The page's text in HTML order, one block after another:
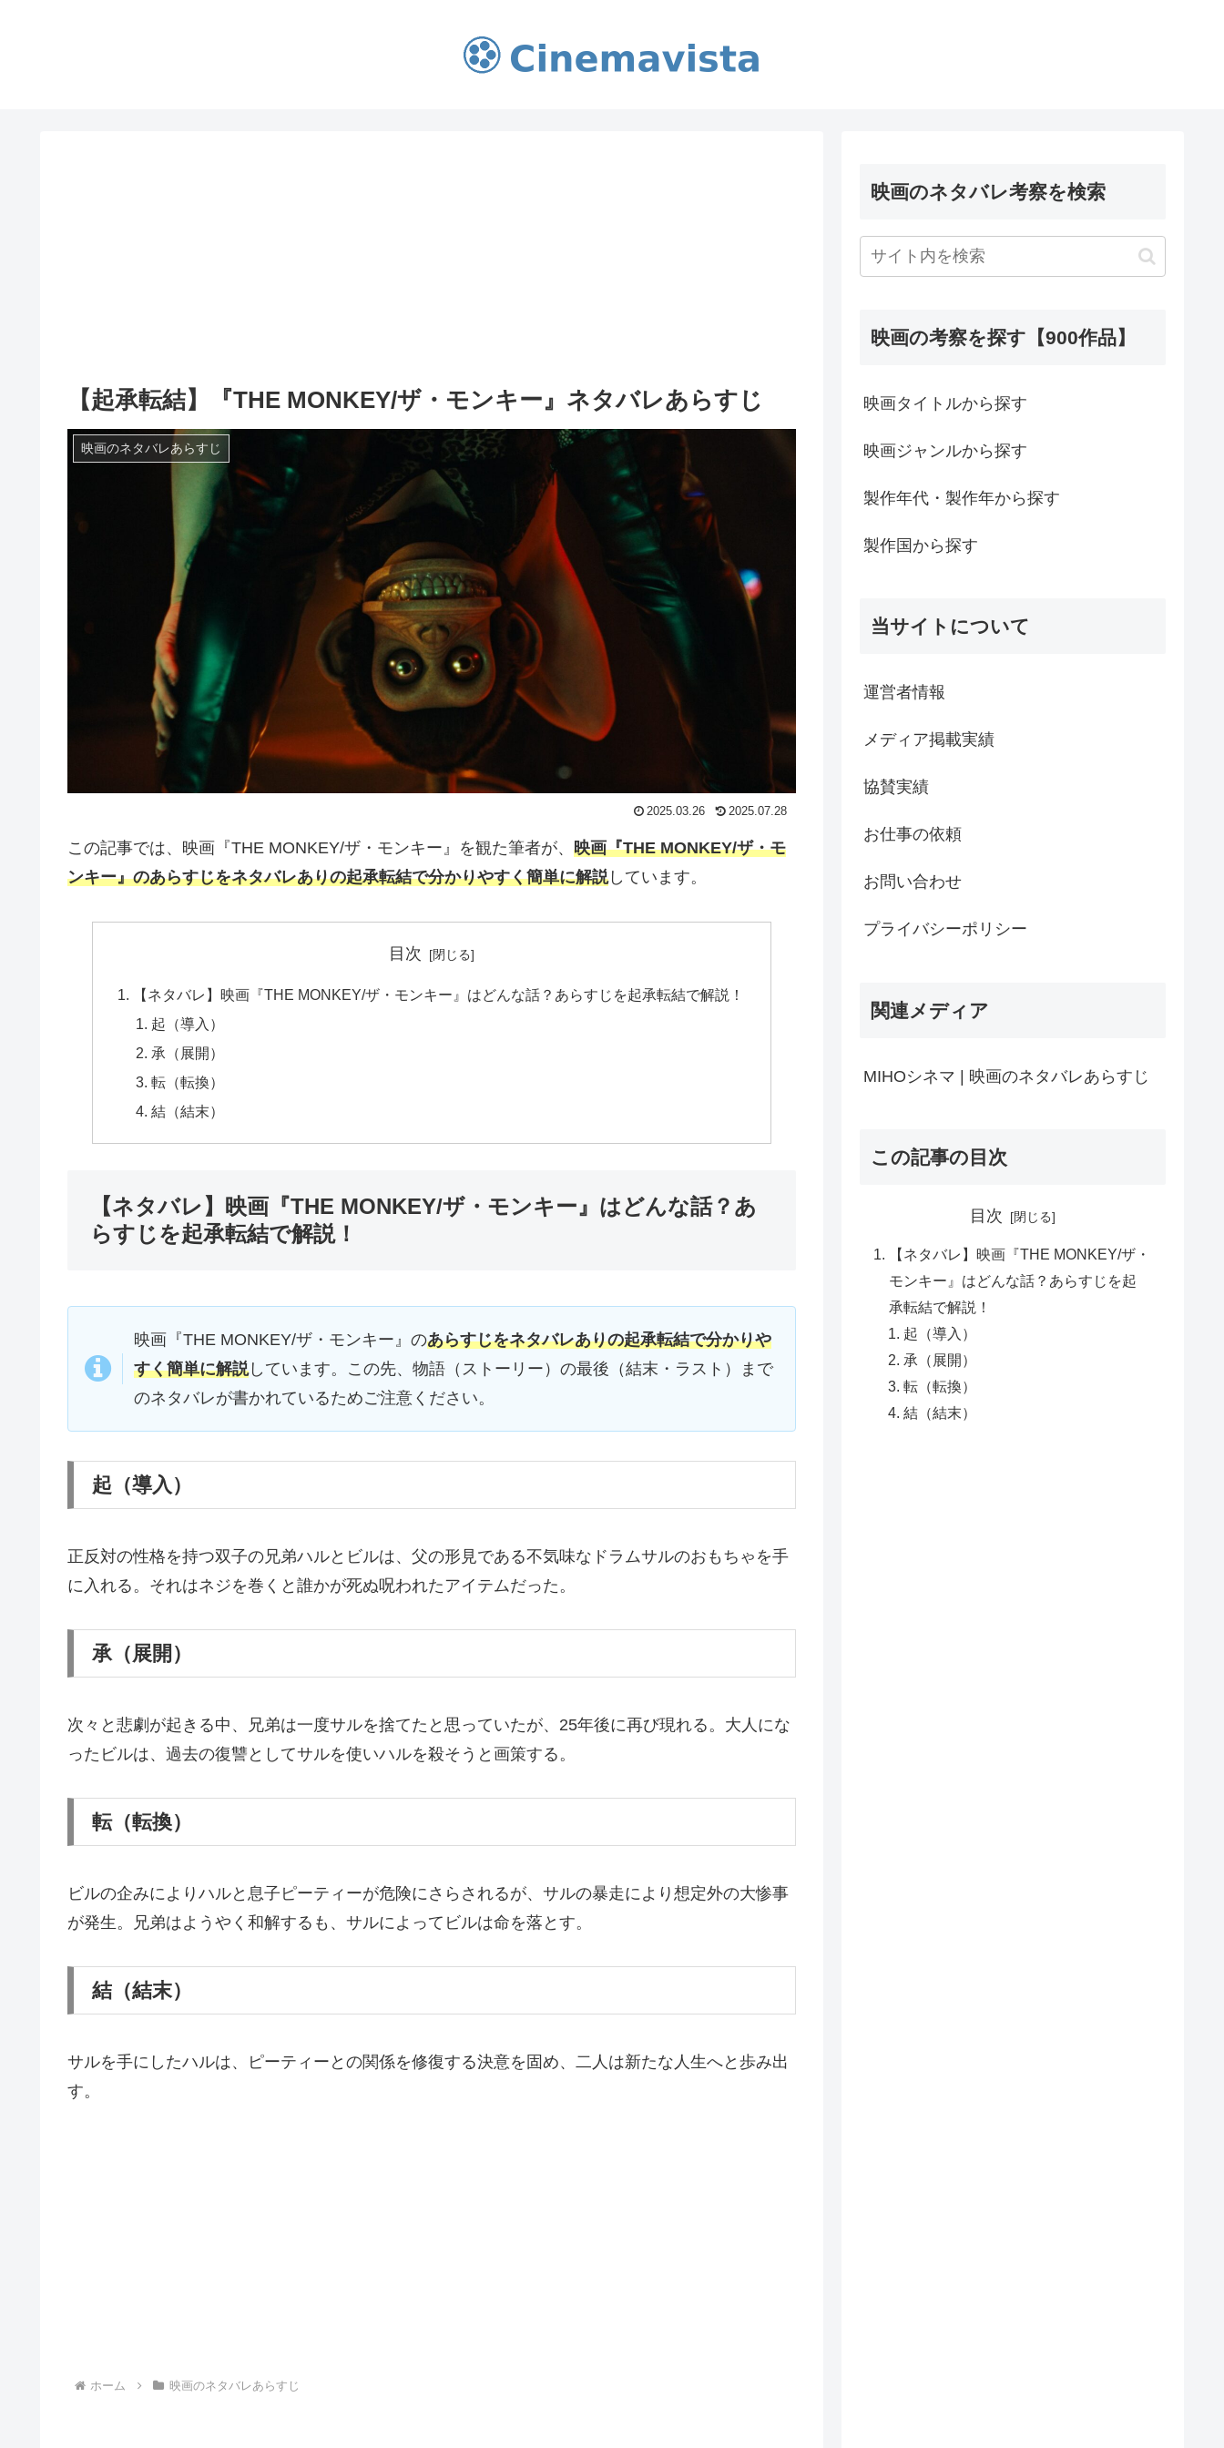
【起承転結】『THE MONKEY/ザ・モンキー』ネタバレあらすじ
映画のネタバレあらすじ
2025.03.26 2025.07.28
この記事では、映画『THE MONKEY/ザ・モンキー』を観た筆者が、 映画『THE MONKEY/ザ・モ
ンキー』のあらすじをネタバレありの起承転結で分かりやすく簡単に解説しています。
目次
【ネタバレ】映画『THE MONKEY/ザ・モンキー』はどんな話？あらすじを起承転結で解説！
起（導入）
承（展開）
転（転換）
結（結末）
【ネタバレ】映画『THE MONKEY/ザ・モンキー』はどんな話？あ
らすじを起承転結で解説！
映画『THE MONKEY/ザ・モンキー』のあらすじをネタバレありの起承転結で分かりや
すく簡単に解説しています。この先、物語（ストーリー）の最後（結末・ラスト）まで
のネタバレが書かれているためご注意ください。
起（導入）
正反対の性格を持つ双子の兄弟ハルとビルは、父の形見である不気味なドラムサルのおもちゃを手
に入れる。それはネジを巻くと誰かが死ぬ呪われたアイテムだった。
承（展開）
次々と悲劇が起きる中、兄弟は一度サルを捨てたと思っていたが、25年後に再び現れる。大人にな
ったビルは、過去の復讐としてサルを使いハルを殺そうと画策する。
転（転換）
ビルの企みによりハルと息子ピーティーが危険にさらされるが、サルの暴走により想定外の大惨事
が発生。兄弟はようやく和解するも、サルによってビルは命を落とす。
結（結末）
サルを手にしたハルは、ピーティーとの関係を修復する決意を固め、二人は新たな人生へと歩み出
す。
ホーム 映画のネタバレあらすじ
映画のネタバレ考察を検索
映画の考察を探す【900作品】
映画タイトルから探す
映画ジャンルから探す
製作年代・製作年から探す
製作国から探す
当サイトについて
運営者情報
メディア掲載実績
協賛実績
お仕事の依頼
お問い合わせ
プライバシーポリシー
関連メディア
MIHOシネマ | 映画のネタバレあらすじ
この記事の目次
目次
【ネタバレ】映画『THE MONKEY/ザ・
モンキー』はどんな話？あらすじを起
承転結で解説！
起（導入）
承（展開）
転（転換）
結（結末）